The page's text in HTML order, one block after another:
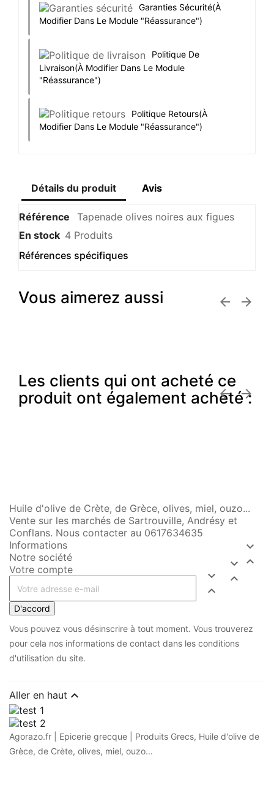
Garanties Sécurité(à
Modifier Dans Le Module "Réassurance")
Politique De
Livraison(à Modifier Dans Le Module
"Réassurance")
Politique Retours(à
Modifier Dans Le Module "Réassurance")
Détails du produit Avis
Référence
Tapenade olives noires aux figues
En stock 4 Produits
Références spécifiques
Vous aimerez aussi  
Les clients qui ont acheté ce
produit ont également acheté :
 
Huile d'olive de Crète, de Grèce, olives, miel, ouzo...
Vente sur les marchés de Sartrouville, Andrésy et
Conflans. Nous contacter au 0617634635
Informations


Notre société


Votre compte


D'accord
Vous pouvez vous désinscrire à tout moment. Vous trouverez
pour cela nos informations de contact dans les conditions
d'utilisation du site.
Aller en haut 
Agorazo.fr | Epicerie grecque | Produits Grecs, Huile d'olive de
Grèce, de Crète, olives, miel, ouzo...